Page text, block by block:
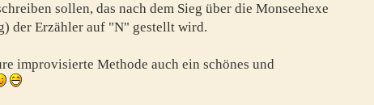
sollen, das nach dem Sieg über die Monseehexe
der Erzähler auf "N" gestellt wird.
improvisierte Methode auch ein schönes und